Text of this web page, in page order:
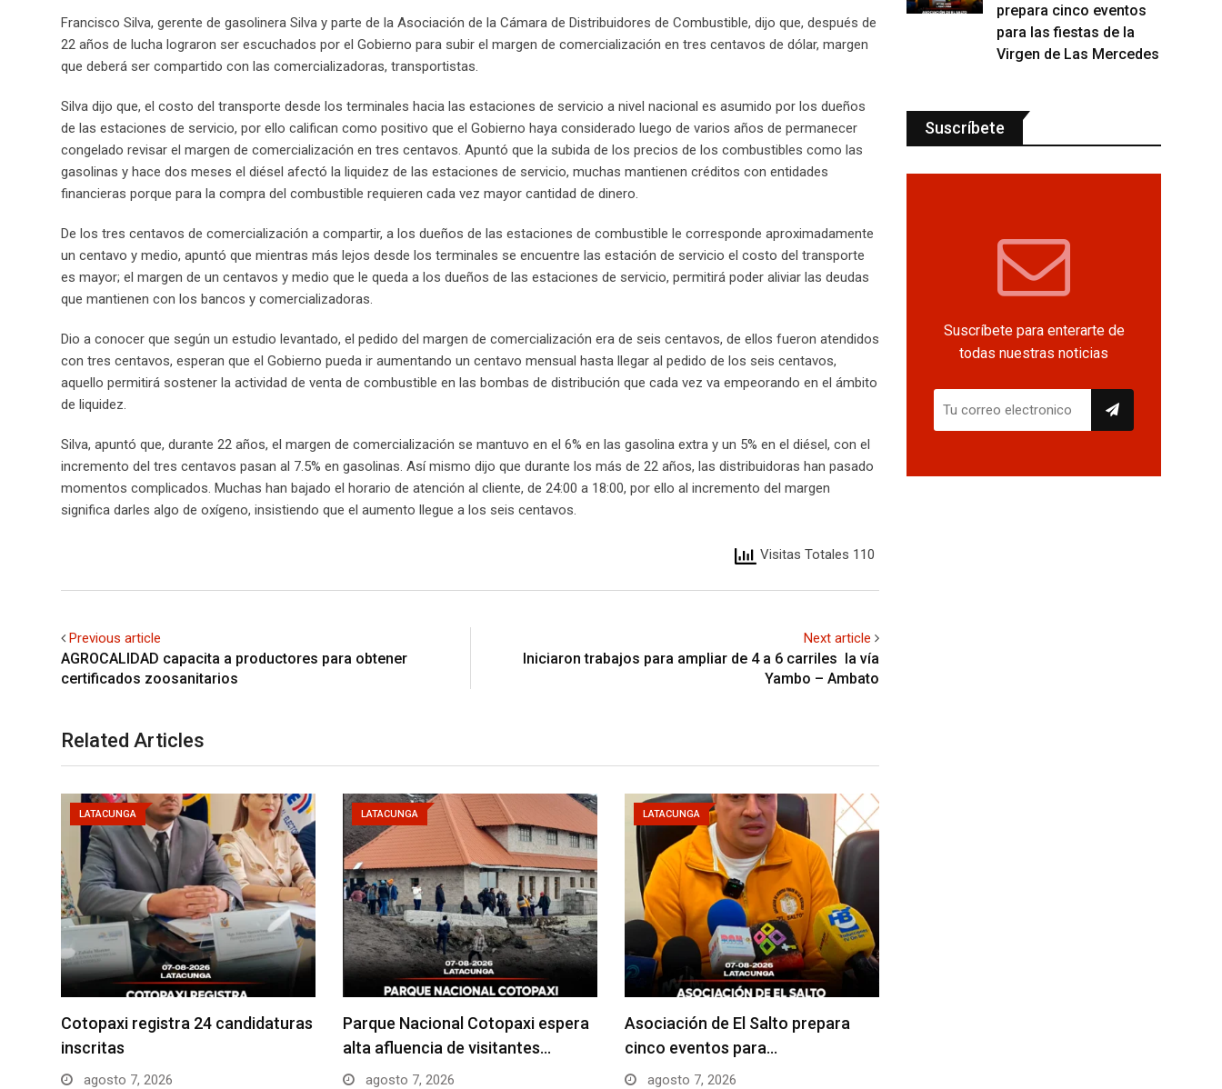
Francisco Silva, gerente de gasolinera Silva y parte de la Asociación de la Cámara de Distribuidores de Combustible, dijo que, después de
22 años de lucha lograron ser escuchados por el Gobierno para subir el margen de comercialización en tres centavos de dólar, margen
que deberá ser compartido con las comercializadoras, transportistas.
Silva dijo que, el costo del transporte desde los terminales hacia las estaciones de servicio a nivel nacional es asumido por los dueños
de las estaciones de servicio, por ello califican como positivo que el Gobierno haya considerado luego de varios años de permanecer
congelado revisar el margen de comercialización en tres centavos. Apuntó que la subida de los precios de los combustibles como las
gasolinas y hace dos meses el diésel afectó la liquidez de las estaciones de servicio, muchas mantienen créditos con entidades
financieras porque para la compra del combustible requieren cada vez mayor cantidad de dinero.
De los tres centavos de comercialización a compartir, a los dueños de las estaciones de combustible le corresponde aproximadamente
un centavo y medio, apuntó que mientras más lejos desde los terminales se encuentre las estación de servicio el costo del transporte
es mayor; el margen de un centavos y medio que le queda a los dueños de las estaciones de servicio, permitirá poder aliviar las deudas
que mantienen con los bancos y comercializadoras.
Dio a conocer que según un estudio levantado, el pedido del margen de comercialización era de seis centavos, de ellos fueron atendidos
con tres centavos, esperan que el Gobierno pueda ir aumentando un centavo mensual hasta llegar al pedido de los seis centavos,
aquello permitirá sostener la actividad de venta de combustible en las bombas de distribución que cada vez va empeorando en el ámbito
de liquidez.
Silva, apuntó que, durante 22 años, el margen de comercialización se mantuvo en el 6% en las gasolina extra y un 5% en el diésel, con el
incremento del tres centavos pasan al 7.5% en gasolinas. Así mismo dijo que durante los más de 22 años, las distribuidoras han pasado
momentos complicados. Muchas han bajado el horario de atención al cliente, de 24:00 a 18:00, por ello al incremento del margen
significa darles algo de oxígeno, insistiendo que el aumento llegue a los seis centavos.
Visitas Totales 110
Previous article
AGROCALIDAD capacita a productores para obtener
certificados zoosanitarios
Next article
Iniciaron trabajos para ampliar de 4 a 6 carriles la vía
Yambo – Ambato
Related Articles
LATACUNGA
Cotopaxi registra 24 candidaturas
inscritas
agosto 7, 2026
LATACUNGA
Parque Nacional Cotopaxi espera
alta afluencia de visitantes…
agosto 7, 2026
LATACUNGA
Asociación de El Salto prepara
cinco eventos para…
agosto 7, 2026
prepara cinco eventos
para las fiestas de la
Virgen de Las Mercedes
Suscríbete
Suscríbete para enterarte de
todas nuestras noticias